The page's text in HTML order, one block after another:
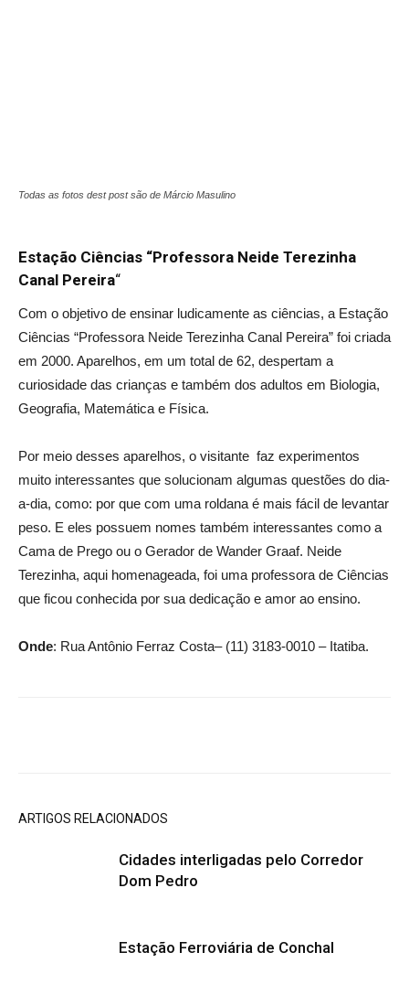
Todas as fotos dest post são de Márcio Masulino
Estação Ciências “Professora Neide Terezinha
Canal Pereira“
Com o objetivo de ensinar ludicamente as ciências, a Estação
Ciências “Professora Neide Terezinha Canal Pereira” foi criada
em 2000. Aparelhos, em um total de 62, despertam a
curiosidade das crianças e também dos adultos em Biologia,
Geografia, Matemática e Física.
Por meio desses aparelhos, o visitante faz experimentos
muito interessantes que solucionam algumas questões do dia-
a-dia, como: por que com uma roldana é mais fácil de levantar
peso. E eles possuem nomes também interessantes como a
Cama de Prego ou o Gerador de Wander Graaf. Neide
Terezinha, aqui homenageada, foi uma professora de Ciências
que ficou conhecida por sua dedicação e amor ao ensino.
Onde: Rua Antônio Ferraz Costa– (11) 3183-0010 – Itatiba.
ARTIGOS RELACIONADOS
Cidades interligadas pelo Corredor
Dom Pedro
Estação Ferroviária de Conchal